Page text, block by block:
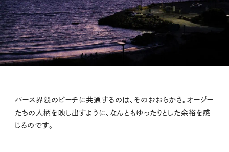
パース界隈のビーチに共通するのは、そのおおらかさ。オージー
たちの人柄を映し出すように、なんともゆったりとした余裕を感
じるのです。